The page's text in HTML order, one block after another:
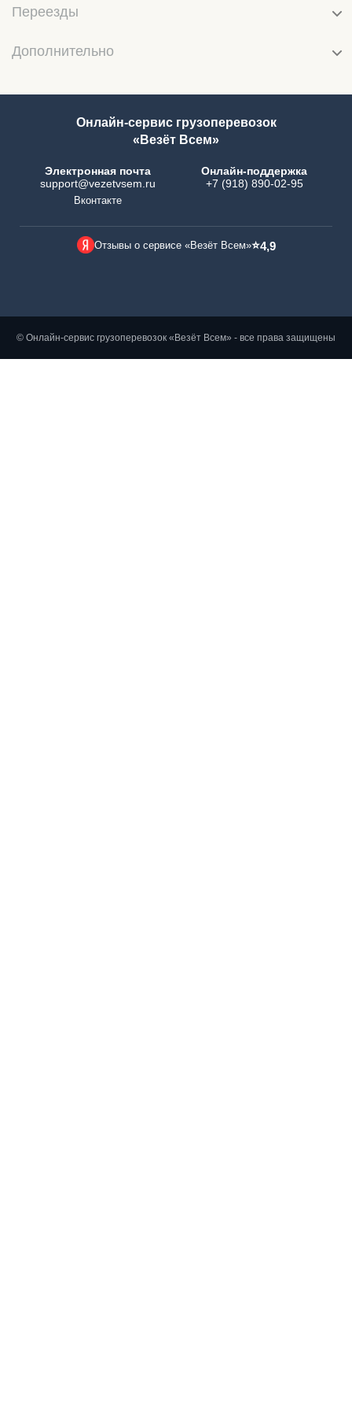
Переезды
Дополнительно
Онлайн-сервис грузоперевозок
«Везёт Всем»
Электронная почта
support@vezetvsem.ru
Вконтакте
Онлайн-поддержка
+7 (918) 890-02-95
Отзывы о сервисе «Везёт Всем»⭐4,9
© Онлайн-сервис грузоперевозок «Везёт Всем» - все права защищены